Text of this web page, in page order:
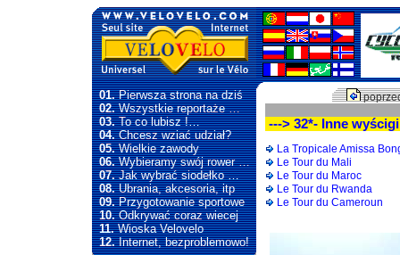
01.Pierwsza strona na dziś
02.Wszystkie reportaże …
03.To co lubisz !…
04.Chcesz wziać udział?
05.Wielkie zawody
06.Wybieramy swój rower …
07.Jak wybrać siodełko …
08.Ubrania, akcesoria, itp
09.Przygotowanie sportowe
10.Odkrywać coraz wiecej
11.Wioska Velovelo
12.Internet, bezproblemowo!
---> 32*- Inne
La Tropicale Amissa
Le Tour du Mali
Le Tour du Maroc
Le Tour du Rwanda
Le Tour du Cameroun